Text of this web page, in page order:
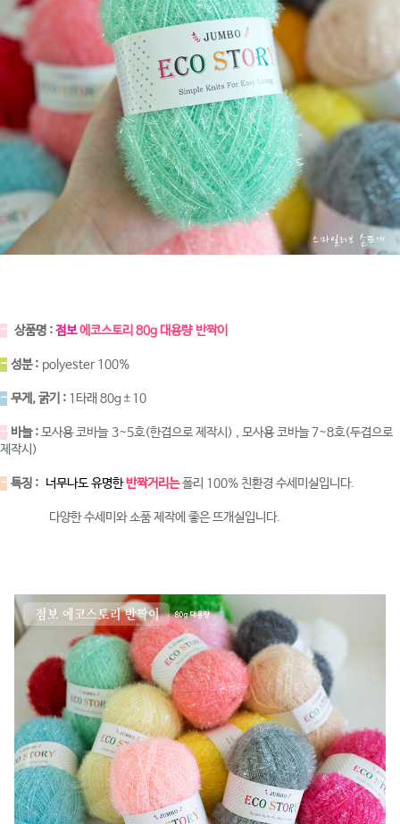
- 상품명 :점보에코스토리 80g 대용량 반짝이
- 성분 : polyester 100%
- 무게, 굵기 : 1타래 80g±10
- 바늘 :모사용 코바늘 3~5호(한겹으로 제작시) , 모사용 코바늘 7~8호(두겹으로
제작시)
- 특징 : 너무나도 유명한반짝거리는폴리 100% 친환경 수세미실입니다.
다양한 수세미와 소품 제작에 좋은 뜨개실입니다.